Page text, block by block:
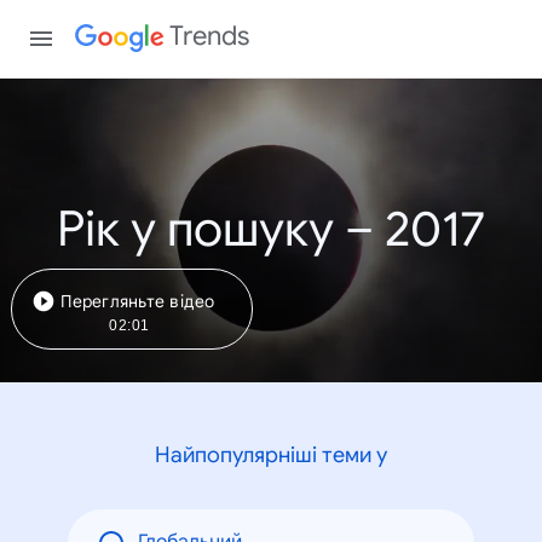
Trends
Рік у пошуку – 2017
Перегляньте відео
02:01
Найпопулярніші теми у